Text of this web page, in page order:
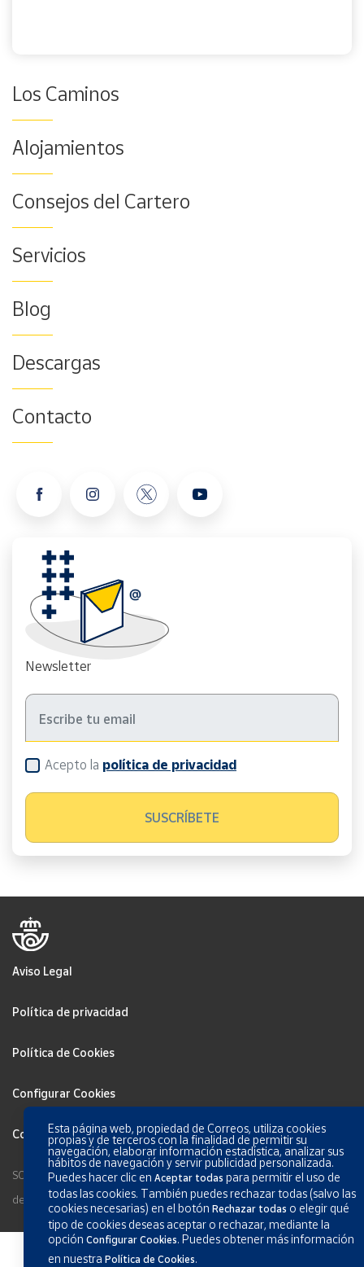
Los Caminos
Alojamientos
Consejos del Cartero
Servicios
Blog
Descargas
Contacto
Newsletter
Acepto la política de privacidad
Aviso Legal
Política de privacidad
Política de Cookies
Configurar Cookies
Condiciones generales de los servicios
SOCIEDAD ESTATAL CORREOS Y TELÉGRAFOS, S.A., S.M.E. Todos los
derechos reservados.
Esta página web, propiedad de Correos, utiliza cookies
propias y de terceros con la finalidad de permitir su
navegación, elaborar información estadística, analizar sus
hábitos de navegación y servir publicidad personalizada.
Puedes hacer clic enAceptar todas para permitir el uso de
todas las cookies. También puedes rechazar todas (salvo las
cookies necesarias) en el botónRechazar todas o elegir qué
tipo de cookies deseas aceptar o rechazar, mediante la
opciónConfigurar Cookies. Puedes obtener más información
en nuestraPolítica de Cookies.